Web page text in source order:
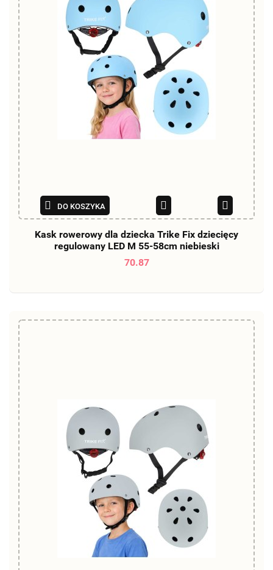
DO KOSZYKA
Kask rowerowy dla dziecka Trike Fix dziecięcy
regulowany LED M 55-58cm niebieski
70.87